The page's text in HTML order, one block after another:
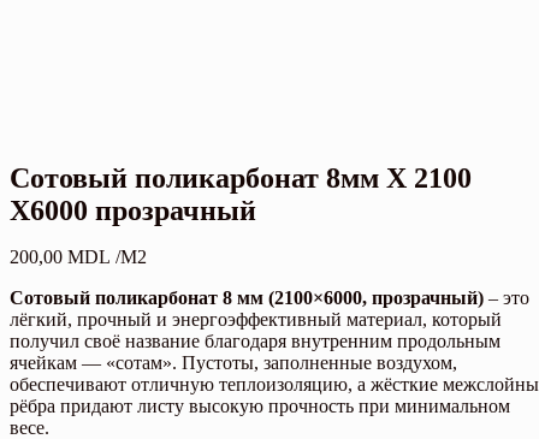
Сотовый поликарбонат 8мм X 2100
X6000 прозрачный
200,00 MDL /М2
Сотовый поликарбонат 8 мм (2100×6000, прозрачный) – это
лёгкий, прочный и энергоэффективный материал, который
получил своё название благодаря внутренним продольным
ячейкам — «сотам». Пустоты, заполненные воздухом,
обеспечивают отличную теплоизоляцию, а жёсткие
рёбра придают листу высокую прочность при минимальном
весе.